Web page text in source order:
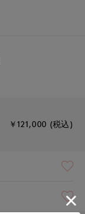
￥121,000 (税込)